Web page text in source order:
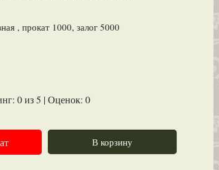
, прокат 1000, залог 5000
0из5 | Оценок: 0
В корзину